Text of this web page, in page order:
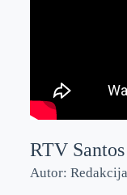
RTV Santos
Autor: